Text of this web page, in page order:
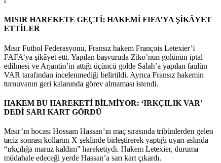
MISIR HAREKETE GEÇTİ: HAKEMİ FIFA’YA ŞİKÂYET
ETTİLER
Mısır Futbol Federasyonu, Fransız hakem François Letexier’i
FAFA’ya şikâyet etti. Yapılan başvuruda Ziko’nun golünün iptal
edilmesi ve Arjantin’in attığı üçüncü golde Salah’a yapılan faulün
VAR tarafından incelenmediği belirtildi. Ayrıca Fransız hakemin
turnuvanın geri kalanında görev almaması istendi.
HAKEM BU HAREKETİ BİLMİYOR: ‘IRKÇILIK VAR’
DEDİ SARI KART GÖRDÜ
Mısır’ın hocası Hossam Hassan’ın maç sırasında tribünlerden gelen
taciz sonrası kollarını X şeklinde birleştirerek yaptığı uyarı aslında
“ırkçılığa maruz kaldım” hareketiydi. Hakem Letexier, duruma
müdahale edeceği yerde Hassan’a sarı kart çıkardı.